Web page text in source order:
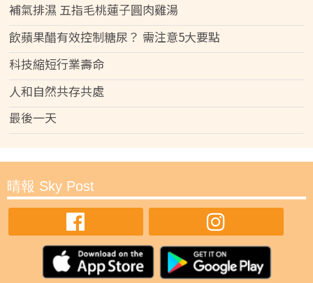
補氣排濕 五指毛桃蓮子圓肉雞湯
飲蘋果醋有效控制糖尿？ 需注意5大要點
科技縮短行業壽命
人和自然共存共處
最後一天
晴報 Sky Post